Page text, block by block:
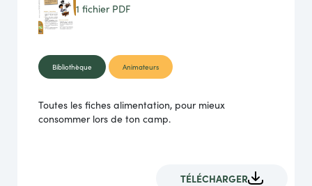
1 fichier PDF
Bibliothèque Animateurs
Toutes les fiches alimentation, pour mieux
consommer lors de ton camp.
TÉLÉCHARGER